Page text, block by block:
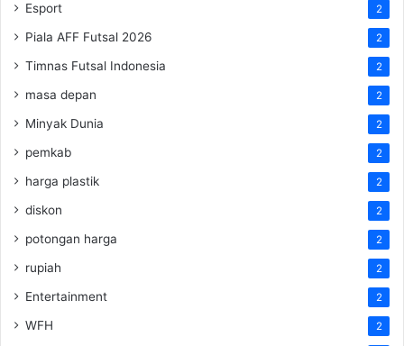
Esport 2
Piala AFF Futsal 2026 2
Timnas Futsal Indonesia 2
masa depan 2
Minyak Dunia 2
pemkab 2
harga plastik 2
diskon 2
potongan harga 2
rupiah 2
Entertainment 2
WFH 2